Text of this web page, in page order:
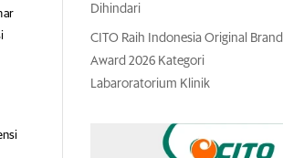
Dihindari
CITO Raih Indonesia Original Brand
Award 2026 Kategori
Labaroratorium Klinik